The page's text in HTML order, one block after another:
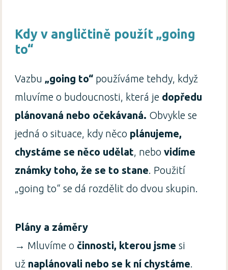
Kdy v angličtině použít „going
to“
Vazbu „going to“ používáme tehdy, když
mluvíme o budoucnosti, která je dopředu
plánovaná nebo očekávaná. Obvykle se
jedná o situace, kdy něco plánujeme,
chystáme se něco udělat , nebovidíme
známky toho, že se to stane . Použití
„going to“ se dá rozdělit do dvou skupin.
Plány a záměry
→ Mluvíme o činnosti, kterou jsme si
už naplánovali nebo se k ní chystáme